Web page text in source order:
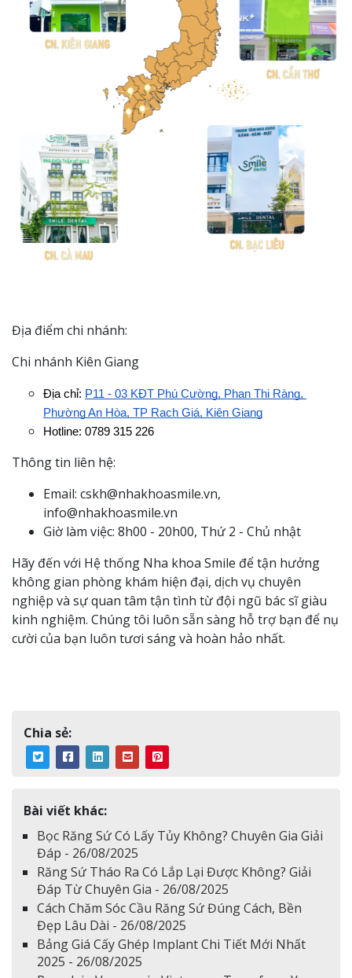
Địa điểm chi nhánh:
Chi nhánh Kiên Giang
Địa chỉ: P11 - 03 KĐT Phú Cường, Phan Thị Ràng,
Phường An Hòa, TP Rạch Giá, Kiên Giang
Hotline: 0789 315 226
Thông tin liên hệ:
Email: cskh@nhakhoasmile.vn,
info@nhakhoasmile.vn
Giờ làm việc: 8h00 - 20h00, Thứ 2 - Chủ nhật
Hãy đến với Hệ thống Nha khoa Smile để tận hưởng
không gian phòng khám hiện đại, dịch vụ chuyên
nghiệp và sự quan tâm tận tình từ đội ngũ bác sĩ giàu
kinh nghiệm. Chúng tôi luôn sẵn sàng hỗ trợ bạn để nụ
cười của bạn luôn tươi sáng và hoàn hảo nhất.
Chia sẻ:
Bài viết khác:
Bọc Răng Sứ Có Lấy Tủy Không? Chuyên Gia Giải
Đáp - 26/08/2025
Răng Sứ Tháo Ra Có Lắp Lại Được Không? Giải
Đáp Từ Chuyên Gia - 26/08/2025
Cách Chăm Sóc Cầu Răng Sứ Đúng Cách, Bền
Đẹp Lâu Dài - 26/08/2025
Bảng Giá Cấy Ghép Implant Chi Tiết Mới Nhất
2025 - 26/08/2025